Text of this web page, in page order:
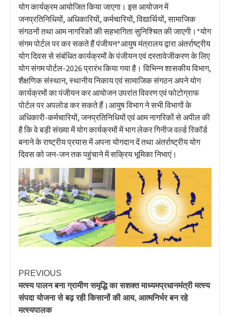
योग कार्यक्रम आयोजित किया जाएगा। इस आयोजन में
जनप्रतिनिधियों, अधिकारियों, कर्मचारियों, विद्यार्थियों, सामाजिक
संगठनों तथा आम नागरिकों की सहभागिता सुनिश्चित की जाएगी।*योग
संगम पोर्टल पर कर सकते हैं पंजीयन*आयुष मंत्रालय द्वारा अंतर्राष्ट्रीय
योग दिवस से संबंधित कार्यक्रमों के पंजीयन एवं दस्तावेजीकरण के लिए
योग संगम पोर्टल-2026 प्रारंभ किया गया है। विभिन्न शासकीय विभाग,
शैक्षणिक संस्थान, स्थानीय निकाय एवं सामाजिक संगठन अपने योग
कार्यक्रमों का पंजीयन कर आयोजन उपरांत विवरण एवं फोटोग्राफ
पोर्टल पर अपलोड कर सकते हैं।आयुष विभाग ने सभी विभागों के
अधिकारी-कर्मचारियों, जनप्रतिनिधियों एवं आम नागरिकों से अपील की
है कि वे बड़ी संख्या में योग कार्यक्रमों में भाग लेकर गिनीज वर्ल्ड रिकॉर्ड
बनाने के राष्ट्रीय प्रयास में अपना योगदान दें तथा अंतर्राष्ट्रीय योग
दिवस को जन-जन तक पहुंचाने में सक्रिय भूमिका निभाएं।
PREVIOUS
मत्स्य पालन बना ग्रामीण समृद्धि का सशक्त माध्यमप्रधानमंत्री मत्स्य
संपदा योजना से बढ़ रही किसानों की आय, आत्मनिर्भर बन रहे
मत्स्यपालक